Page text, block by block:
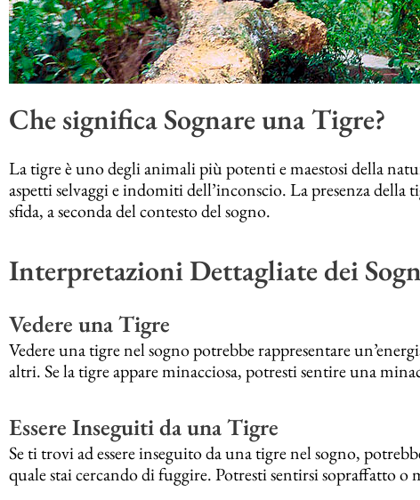
Che significa Sognare una Tigre?
La tigre è uno degli animali più potenti e maestosi della
aspetti selvaggi e indomiti dell’inconscio. La presenza
sfida, a seconda del contesto del sogno.
Interpretazioni Dettagliate dei
Vedere una Tigre
Vedere una tigre nel sogno potrebbe rappresentare
altri. Se la tigre appare minacciosa, potresti sentire una
Essere Inseguiti da una Tigre
Se ti trovi ad essere inseguito da una tigre nel sogno,
quale stai cercando di fuggire. Potresti sentirsi sopraffatto o